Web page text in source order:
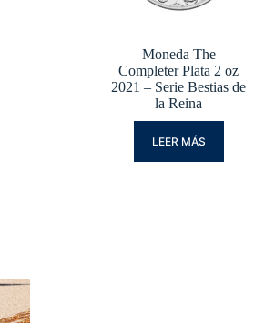
Moneda The
Completer Plata 2 oz
2021 – Serie Bestias de
la Reina
LEER MÁS